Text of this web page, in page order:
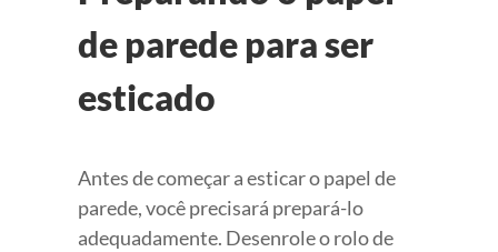
de parede para ser
esticado
Antes de começar a esticar o papel de
parede, você precisará prepará-lo
adequadamente. Desenrole o rolo de